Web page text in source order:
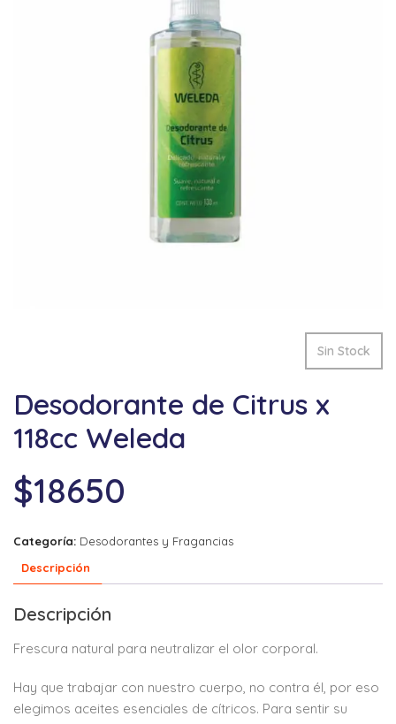
Sin Stock
Desodorante de Citrus x
118cc Weleda
$18650
Categoría: Desodorantes y Fragancias
Descripción
Descripción
Frescura natural para neutralizar el olor corporal.
Hay que trabajar con nuestro cuerpo, no contra él, por eso
elegimos aceites esenciales de cítricos. Para sentir su